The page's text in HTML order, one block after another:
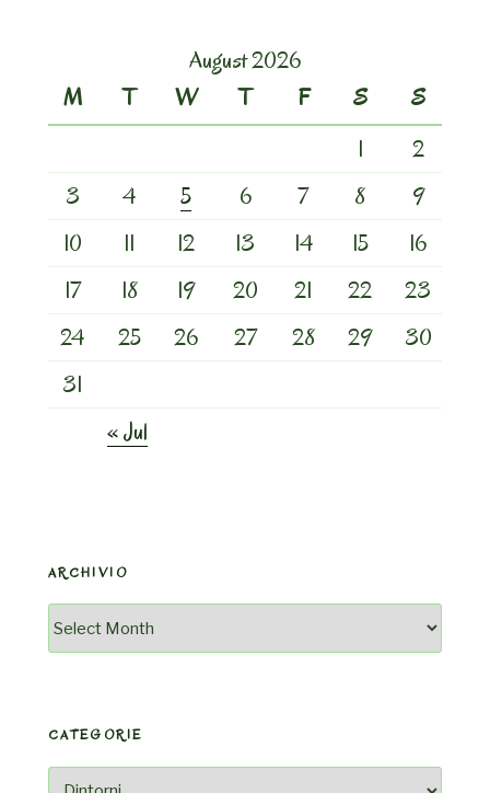
August 2026
M
T W T F S
S
1
2
3
4 5 6 7 8
9
10
11 12 13 14 15
16
17
18 19 20 21 22
23
24
25 26 27 28 29
30
31
« Jul
ARCHIVIO
Archivio
CATEGORIE
Categorie